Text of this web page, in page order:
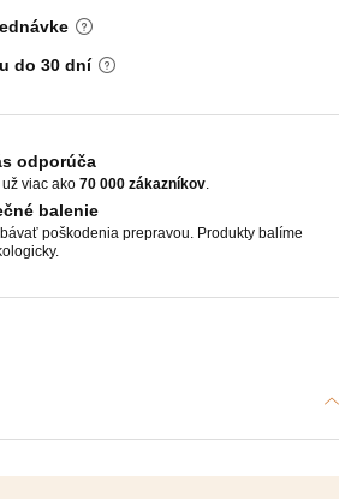
do 30 dní
odporúča
viac ako 70 000 zákazníkov
balenie
poškodenia prepravou. Produkty balíme